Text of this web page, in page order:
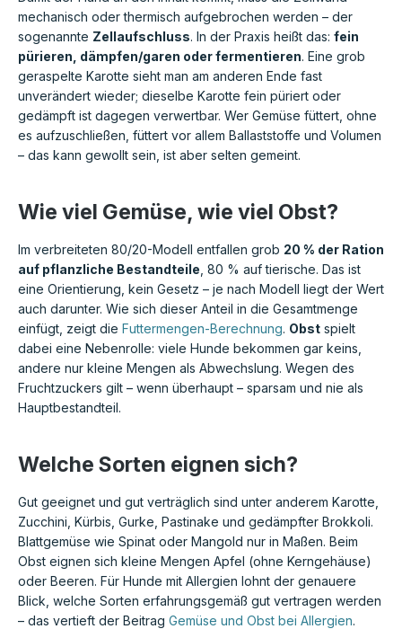
mechanisch oder thermisch aufgebrochen werden – der
sogenannte Zellaufschluss. In der Praxis heißt das: fein
pürieren, dämpfen/garen oder fermentieren. Eine grob
geraspelte Karotte sieht man am anderen Ende fast
unverändert wieder; dieselbe Karotte fein püriert oder
gedämpft ist dagegen verwertbar. Wer Gemüse füttert, ohne
es aufzuschließen, füttert vor allem Ballaststoffe und Volumen
– das kann gewollt sein, ist aber selten gemeint.
Wie viel Gemüse, wie viel Obst?
Im verbreiteten 80/20-Modell entfallen grob 20 % der Ration
auf pflanzliche Bestandteile , 80 % auf tierische. Das ist
eine Orientierung, kein Gesetz – je nach Modell liegt der Wert
auch darunter. Wie sich dieser Anteil in die Gesamtmenge
einfügt, zeigt die Futtermengen-Berechnung. Obst spielt
dabei eine Nebenrolle: viele Hunde bekommen gar keins,
andere nur kleine Mengen als Abwechslung. Wegen des
Fruchtzuckers gilt – wenn überhaupt – sparsam und nie als
Hauptbestandteil.
Welche Sorten eignen sich?
Gut geeignet und gut verträglich sind unter anderem Karotte,
Zucchini, Kürbis, Gurke, Pastinake und gedämpfter Brokkoli.
Blattgemüse wie Spinat oder Mangold nur in Maßen. Beim
Obst eignen sich kleine Mengen Apfel (ohne Kerngehäuse)
oder Beeren. Für Hunde mit Allergien lohnt der genauere
Blick, welche Sorten erfahrungsgemäß gut vertragen werden
– das vertieft der Beitrag Gemüse und Obst bei Allergien.